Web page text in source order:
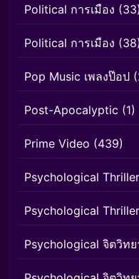
Political การเมือง (33)
Political การเมือง (38)
Pop Music เพลงป๊อป
Post-Apocalyptic (1)
Prime Video (439)
Psychological
Psychological
Psychological จิตวิทย